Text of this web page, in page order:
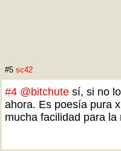
#5 sc42
#4 @bitchute sí, si no
ahora. Es poesía pura
mucha facilidad para la